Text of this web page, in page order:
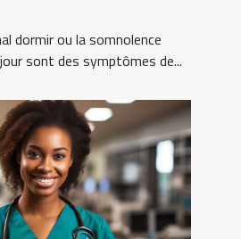
dormir ou la somnolence
sont des symptômes de...